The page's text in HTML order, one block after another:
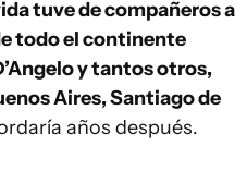
tuve de compañeros a
todo el continente
y tantos otros,
Aires, Santiago de
años después.